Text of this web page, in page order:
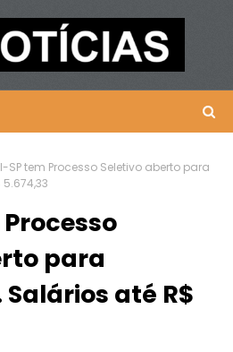
SP tem Processo Seletivo aberto para
Processo
para
Salários até R$